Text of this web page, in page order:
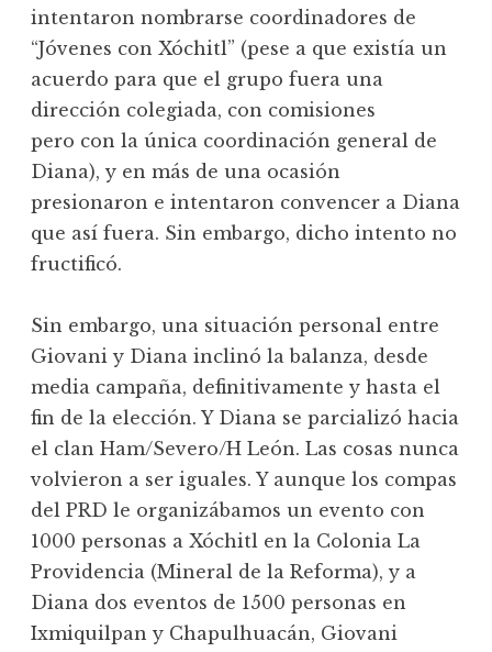
intentaron nombrarse coordinadores de
“Jóvenes con Xóchitl” (pese a que existía un
acuerdo para que el grupo fuera una
dirección colegiada, con comisiones
pero con la única coordinación general de
Diana), y en más de una ocasión
presionaron e intentaron convencer a Diana
que así fuera. Sin embargo, dicho intento no
fructificó.
Sin embargo, una situación personal entre
Giovani y Diana inclinó la balanza, desde
media campaña, definitivamente y hasta el
fin de la elección. Y Diana se parcializó hacia
el clan Ham/Severo/H León. Las cosas nunca
volvieron a ser iguales. Y aunque los compas
del PRD le organizábamos un evento con
1000 personas a Xóchitl en la Colonia La
Providencia (Mineral de la Reforma), y a
Diana dos eventos de 1500 personas en
Ixmiquilpan y Chapulhuacán, Giovani